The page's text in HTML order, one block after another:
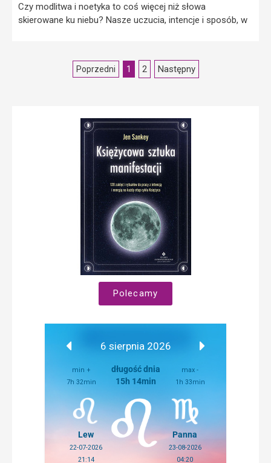
Czy modlitwa i noetyka to coś więcej niż słowa
skierowane ku niebu? Nasze uczucia, intencje i sposób, w
Poprzedni 1 2 Następny
Polecamy
6 sierpnia 2026
min +
7h 32min
długość dnia
15h 14min
max -
1h 33min
Lew
22-07-2026
21:14
Panna
23-08-2026
04:20